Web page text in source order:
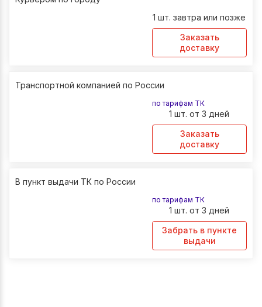
1 шт. завтра или позже
Заказать
доставку
Транспортной компанией по России
по тарифам ТК
1 шт. от 3 дней
Заказать
доставку
В пункт выдачи ТК по России
по тарифам ТК
1 шт. от 3 дней
Забрать в пункте
выдачи